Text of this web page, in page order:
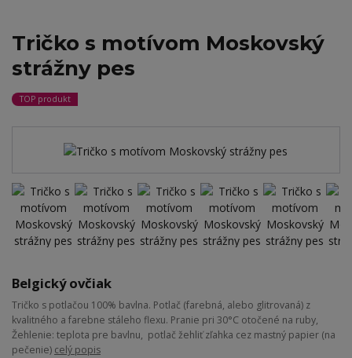
Tričko s motívom Moskovský
strážny pes
TOP produkt
Belgický ovčiak
Tričko s potlačou 100% bavlna. Potlač (farebná, alebo glitrovaná) z
kvalitného a farebne stáleho flexu. Pranie pri 30°C otočené na ruby,
Žehlenie: teplota pre bavlnu, potlač žehliť zľahka cez mastný papier (na
pečenie) celý popis